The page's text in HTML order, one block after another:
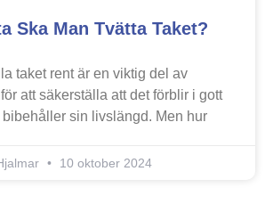
Ska Man Tvätta Taket?
taket rent är en viktig del av
att säkerställa att det förblir i gott
sin livslängd. Men hur
10 oktober 2024